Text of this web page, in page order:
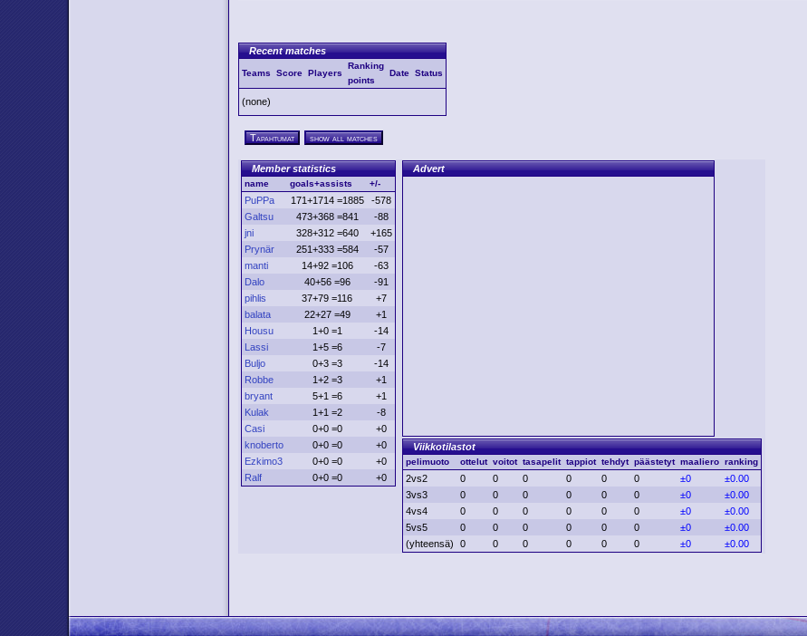
Recent matches
Teams Score Players
Ranking
points
Date Status
(none)
Tapahtumat show all matches
Member statistics
name goals+assists +/-
PuPPa 171+1714 =1885
-578
Galtsu
473+368 =841
-88
jni
328+312 =640
+165
Prynär
251+333 =584
-57
manti
14+92 =106
-63
Dalo
40+56 =96
-91
pihlis
37+79 =116
+7
balata
22+27 =49
+1
Housu
1+0 =1
-14
Lassi
1+5 =6
-7
Buljo
0+3 =3
-14
Robbe
1+2 =3
+1
bryant
5+1 =6
+1
Kulak
1+1 =2
-8
Casi
0+0 =0
+0
knoberto
0+0 =0
+0
Ezkimo3
0+0 =0
+0
Ralf
0+0 =0 +0
Advert
Viikkotilastot
pelimuoto ottelut voitot tasapelit tappiot tehdyt päästetyt maaliero ranking
2vs2 0 0 0 0 0 0 ±0
±0.00
3vs3
0 0 0 0 0 0 ±0
±0.00
4vs4
0 0 0 0 0 0 ±0
±0.00
5vs5
0 0 0 0 0 0 ±0
±0.00
(yhteensä)
0 0 0 0 0 0 ±0 ±0.00